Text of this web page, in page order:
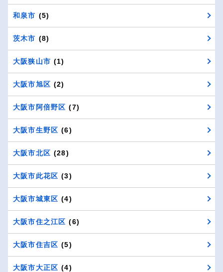
和泉市 (5)
茨木市 (8)
大阪狭山市 (1)
大阪市旭区 (2)
大阪市阿倍野区 (7)
大阪市生野区 (6)
大阪市北区 (28)
大阪市此花区 (3)
大阪市城東区 (4)
大阪市住之江区 (6)
大阪市住吉区 (5)
大阪市大正区 (4)